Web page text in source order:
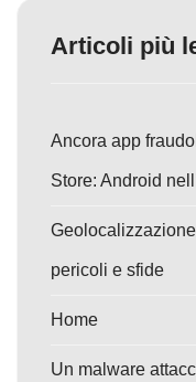
Articoli più
Ancora app
Store: Android
pericoli e sfide
Home
Un malware